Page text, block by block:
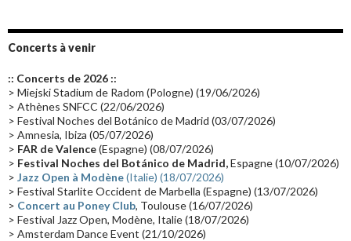
Groupe de Recherche Musicale
Passages radio Vidéo Jarrecast (16) Synthé 80's
Les concerts en Chine(16) Cinéma
Synthé Roland(15) Belgique(15)
(14) Astronomie (14)
Tournée 2025(14) 2024(14) Chine(13)
Concerts à venir
:: Concerts de 2026 ::
> Miejski Stadium de Radom (Pologne) (19/06/2026)
> Athènes SNFCC (22/06/2026)
> Festival Noches del Botánico de Madrid (03/07/2026)
> Amnesia, Ibiza (05/07/2026)
> FAR de Valence(Espagne) (08/07/2026)
> Festival Noches del Botánico de Madrid,Espagne (10/07/2026)
> Jazz Open à Modène(Italie) (18/07/2026)
> Festival Starlite Occident de Marbella (Espagne) (13/07/2026)
> Concert au Poney Club, Toulouse (16/07/2026)
> Festival Jazz Open, Modène, Italie (18/07/2026)
> Amsterdam Dance Event (21/10/2026)